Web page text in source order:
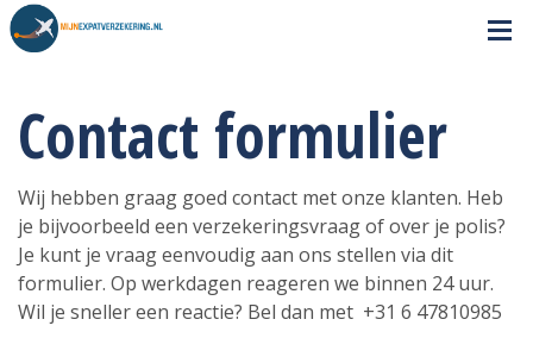
Contact formulier
Wij hebben graag goed contact met onze klanten. Heb
je bijvoorbeeld een verzekeringsvraag of over je polis?
Je kunt je vraag eenvoudig aan ons stellen via dit
formulier. Op werkdagen reageren we binnen 24 uur.
Wil je sneller een reactie? Bel dan met +31 6 47810985